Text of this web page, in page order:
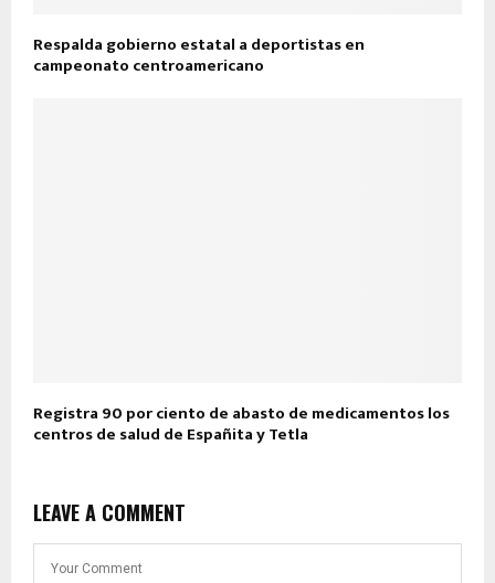
Respalda gobierno estatal a deportistas en
campeonato centroamericano
Registra 90 por ciento de abasto de medicamentos los
centros de salud de Españita y Tetla
LEAVE A COMMENT